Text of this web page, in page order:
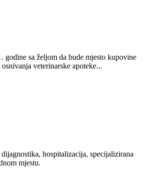
godine sa željom da bude mjesto kupovine
veterinarske apoteke...
hospitalizacija, specijalizirana
mjestu.